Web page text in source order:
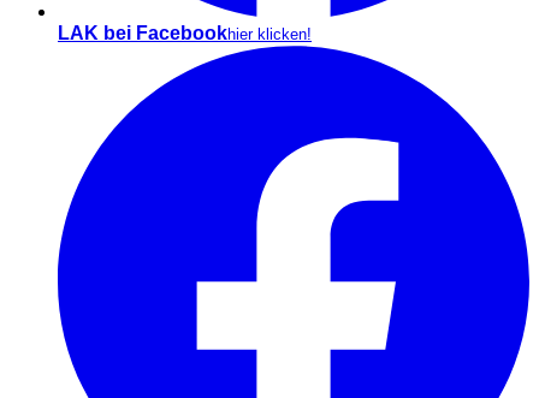
LAK bei Facebookhier klicken!